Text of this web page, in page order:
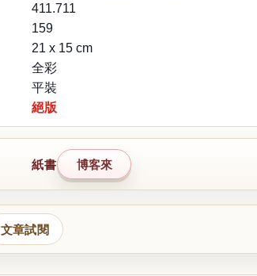
411.711
159
21 x 15 cm
全彩
平裝
絕版
紙書 博客來
文章試閱